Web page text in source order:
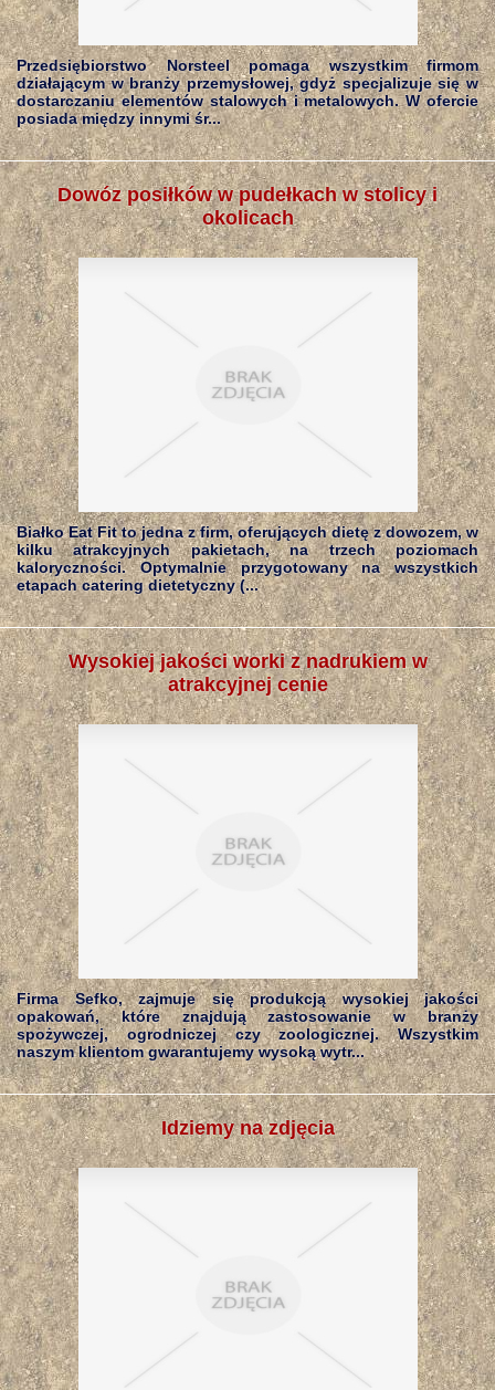
Przedsiębiorstwo Norsteel pomaga wszystkim firmom
działającym w branży przemysłowej, gdyż specjalizuje się w
dostarczaniu elementów stalowych i metalowych. W ofercie
posiada między innymi śr...
Dowóz posiłków w pudełkach w stolicy i
okolicach
Białko Eat Fit to jedna z firm, oferujących dietę z dowozem, w
kilku atrakcyjnych pakietach, na trzech poziomach
kaloryczności. Optymalnie przygotowany na wszystkich
etapach catering dietetyczny (...
Wysokiej jakości worki z nadrukiem w
atrakcyjnej cenie
Firma Sefko, zajmuje się produkcją wysokiej jakości
opakowań, które znajdują zastosowanie w branży
spożywczej, ogrodniczej czy zoologicznej. Wszystkim
naszym klientom gwarantujemy wysoką wytr...
Idziemy na zdjęcia